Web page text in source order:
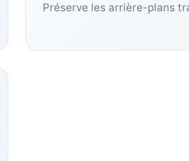
Préserve les arrière-plans